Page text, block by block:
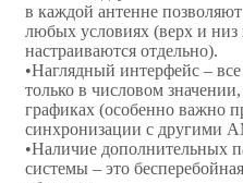
в каждой антенне
любых условиях (верх и
настраиваются отдельно).
•Наглядный интерфейс –
только в числовом
графиках (особенно важно
синхронизации с другими
•Наличие дополнительных
системы – это